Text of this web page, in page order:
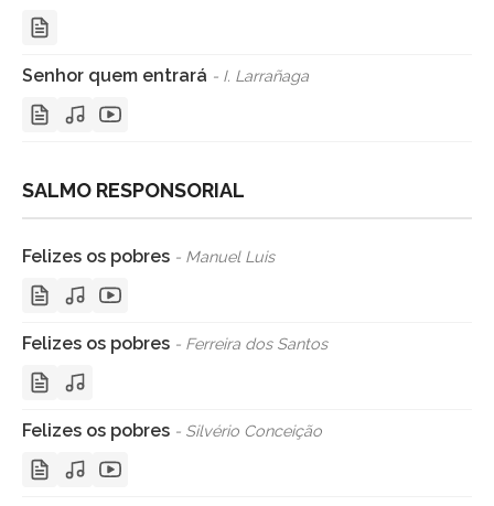
Senhor quem entrará - I. Larrañaga
SALMO RESPONSORIAL
Felizes os pobres - Manuel Luis
Felizes os pobres - Ferreira dos Santos
Felizes os pobres - Silvério Conceição